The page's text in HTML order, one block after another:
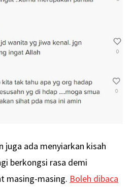
juga ada menyiarkan kisah
berkongsi rasa demi
masing-masing. Boleh dibaca